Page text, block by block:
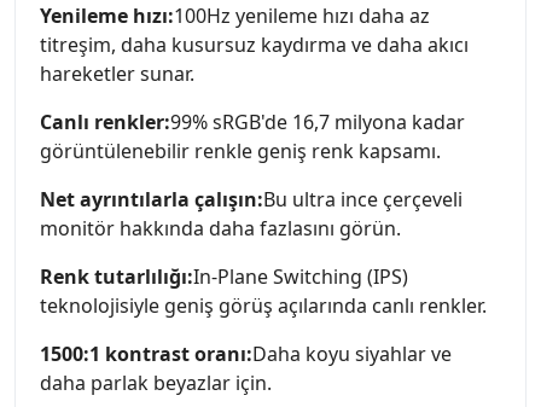
Yenileme hızı:100Hz yenileme hızı daha az
titreşim, daha kusursuz kaydırma ve daha akıcı
hareketler sunar.
Canlı renkler:99% sRGB'de 16,7 milyona kadar
görüntülenebilir renkle geniş renk kapsamı.
Net ayrıntılarla çalışın:Bu ultra ince çerçeveli
monitör hakkında daha fazlasını görün.
Renk tutarlılığı:In-Plane Switching (IPS)
teknolojisiyle geniş görüş açılarında canlı renkler.
1500:1 kontrast oranı:Daha koyu siyahlar ve
daha parlak beyazlar için.